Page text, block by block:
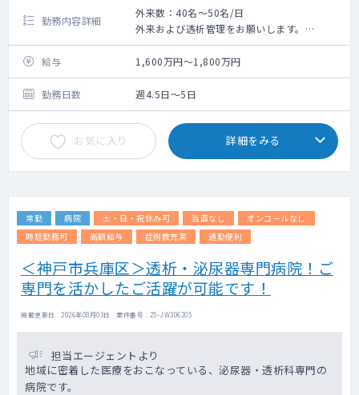
勤務内容詳細
外来数：40名～50名/日
外来および透析管理をお願いします。
・外来
週3～4コマ程度 外来数40～50名程度/日
（院長と併診しますので、当初は担当して頂
く外来患者数は少ない想定です）
一般内科外来、腎臓内科対応となります。
地域のご高齢の方の慢性疾患への対応が主と
なります。保存期腎不全の外来診療もありま
す。
で終日行っています）
※小児は受けておりません
・透析管理
透析ベッド19床（現在の患者数60名程度）
2クール制（8時～、13時～）
終了は18時までで夜間透析は行っておりませ
ん。
現状、シャント造設やPTA等も行っておりま
せんが、ご希望あれば将来的に設備を整える
給与 1,600万円～1,800万円
勤務日数 週4.5日～5日
お気に入り 詳細をみる
常勤 病院 土・日・祝休み可 当直なし
オンコールなし
時短勤務可
高額給与 症例数充実 通勤便利
＜神戸市兵庫区＞透析・泌尿器専門病院！ご
専門を活かしたご活躍が可能です！
掲載更新日 : 2026年08月03日 案件番号 : 25-JW306205
担当エージェントより
地域に密着した医療をおこなっている、泌尿器・透析科専門の
病院です。